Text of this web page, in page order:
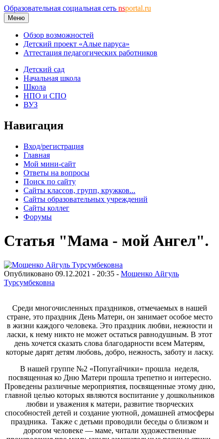
Образовательная социальная сеть nsportal.ru
Меню
Обзор возможностей
Детский проект «Алые паруса»
Аттестация педагогических работников
Детский сад
Начальная школа
Школа
НПО и СПО
ВУЗ
Навигация
Вход/регистрация
Главная
Мой мини-сайт
Ответы на вопросы
Поиск по сайту
Сайты классов, групп, кружков...
Сайты образовательных учреждений
Сайты коллег
Форумы
Статья "Мама - мой Ангел".
Опубликовано 09.12.2021 - 20:35 - Мощенко Айгуль
Турсумбековна
Среди многочисленных праздников, отмечаемых в нашей
стране, это праздник День Матери, он занимает особое место
в жизни каждого человека. Это праздник любви, нежности и
ласки, к нему никто не может остаться равнодушным. В этот
день хочется сказать слова благодарности всем Матерям,
которые дарят детям любовь, добро, нежность, заботу и ласку.
В нашей группе №2 «Попугайчики» прошла неделя,
посвященная ко Дню Матери прошла трепетно и интересно.
Проведены различные мероприятия, посвященные этому дню,
главной целью которых являются воспитание у дошкольников
любви и уважения к матери, развитие творческих
способностей детей и создание уютной, домашней атмосферы
праздника. Также с детьми проводили беседы о близком и
дорогом человеке — маме, читали художественные